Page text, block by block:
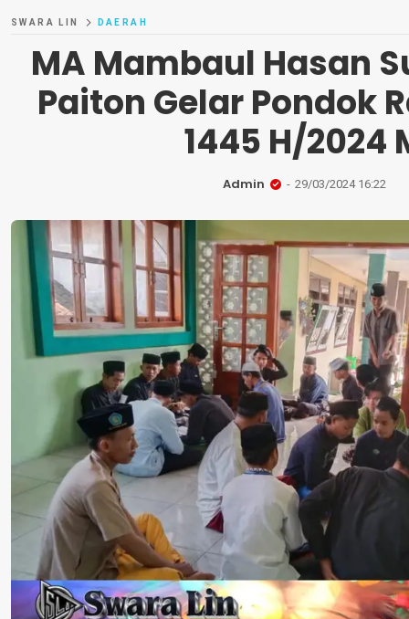
SWARA LIN DAERAH
MA Mambaul Hasan
Paiton Gelar Pondok
1445 H/2024
Admin 29/03/2024 16:22